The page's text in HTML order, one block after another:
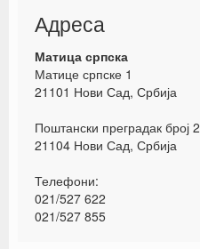
Адреса
Матица српска
Матице српске 1
21101 Нови Сад, Србија
Поштански преградак број 2
21104 Нови Сад, Србија
Телефони:
021/527 622
021/527 855